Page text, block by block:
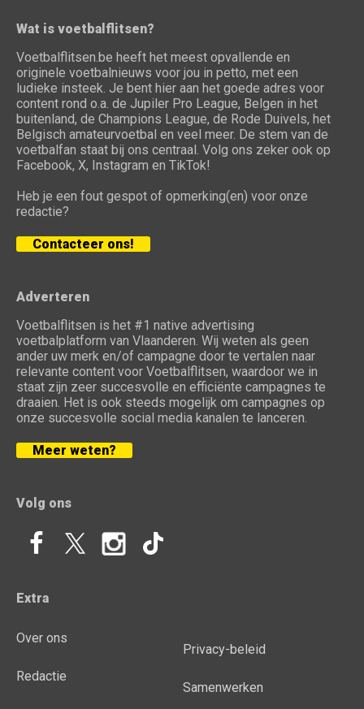
Wat is voetbalflitsen?
Voetbalflitsen.be heeft het meest opvallende en
originele voetbalnieuws voor jou in petto, met een
ludieke insteek. Je bent hier aan het goede adres voor
content rond o.a. de Jupiler Pro League, Belgen in het
buitenland, de Champions League, de Rode Duivels, het
Belgisch amateurvoetbal en veel meer. De stem van de
voetbalfan staat bij ons centraal. Volg ons zeker ook op
Facebook, X, Instagram en TikTok!
Heb je een fout gespot of opmerking(en) voor onze
redactie?
Contacteer ons!
Adverteren
Voetbalflitsen is het #1 native advertising
voetbalplatform van Vlaanderen. Wij weten als geen
ander uw merk en/of campagne door te vertalen naar
relevante content voor Voetbalflitsen, waardoor we in
staat zijn zeer succesvolle en efficiënte campagnes te
draaien. Het is ook steeds mogelijk om campagnes op
onze succesvolle social media kanalen te lanceren.
Meer weten?
Volg ons
Extra
Over ons
Redactie
Privacy-beleid
Samenwerken